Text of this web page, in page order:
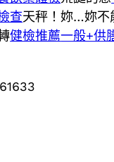
查天秤！妳…妳不
健檢推薦一般+供